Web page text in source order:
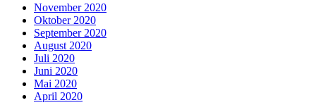
November 2020
Oktober 2020
September 2020
August 2020
Juli 2020
Juni 2020
Mai 2020
April 2020